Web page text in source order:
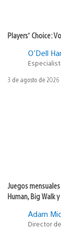
Players’ Choice:
O'Dell
Fecha
3 de agosto de 2026
Juegos
Human, Big Walk
Adam
Director